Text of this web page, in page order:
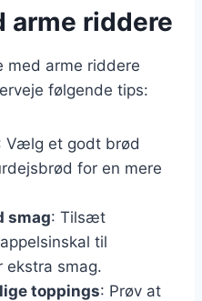
arme riddere
med arme riddere
følgende tips:
Vælg et godt brød
for en mere
smag: Tilsæt
til
smag.
toppings: Prøv at